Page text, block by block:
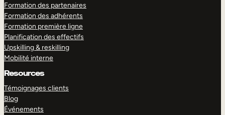
Formation des partenaires
Formation des adhérents
Formation première ligne
Planification des effectifs
Upskilling & reskilling
Mobilité interne
Resources
Témoignages clients
Blog
Événements